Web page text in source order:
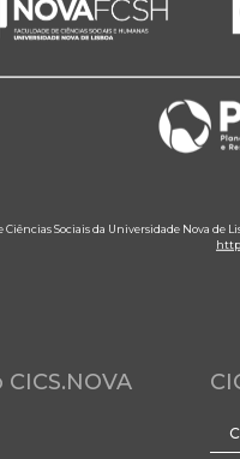
Sociais da Universidade Nova de